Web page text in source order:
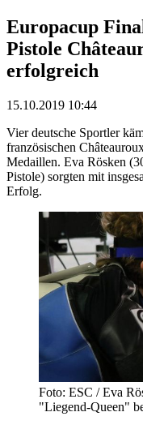
Europacup
Pistole
erfolgreich
15.10.2019 10:44
Vier deutsche Sportler
französischen
Medaillen. Eva Rösken
Pistole) sorgten mit
Erfolg.
Foto: ESC / Eva
"Liegend-Queen"